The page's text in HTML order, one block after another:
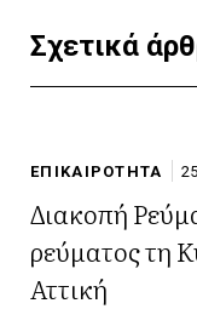
Σχετικά
ΕΠΙΚΑΙΡΟΤΗΤΑ
Διακοπή
ρεύματος τη
Αττική